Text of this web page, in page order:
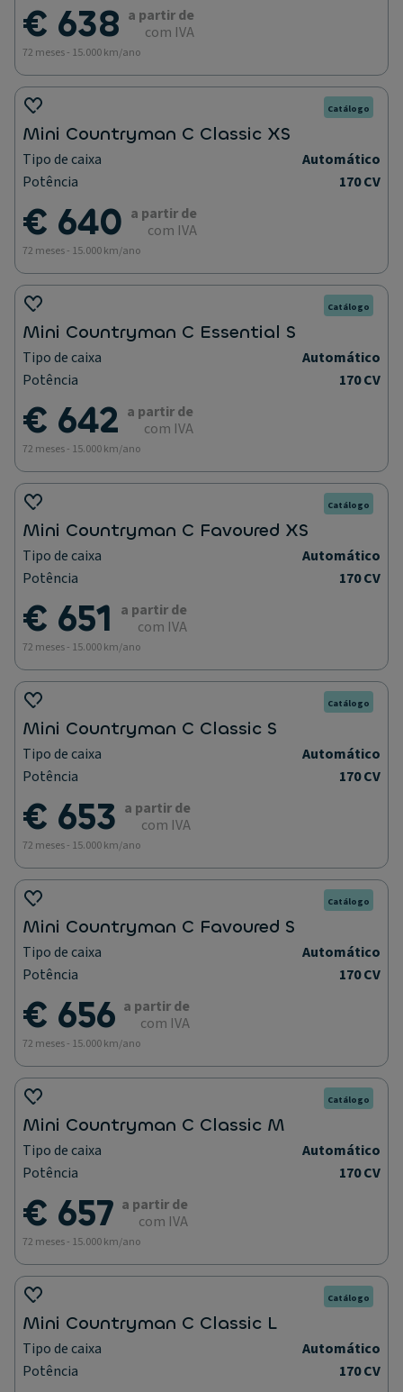
€ 638 a partir de
com IVA
72 meses - 15.000 km/ano
Catálogo
Mini Countryman C Classic XS
Tipo de caixa
Automático
Potência
170 CV
€ 640 a partir de
com IVA
72 meses - 15.000 km/ano
Catálogo
Mini Countryman C Essential S
Tipo de caixa
Automático
Potência
170 CV
€ 642 a partir de
com IVA
72 meses - 15.000 km/ano
Catálogo
Mini Countryman C Favoured XS
Tipo de caixa
Automático
Potência
170 CV
€ 651 a partir de
com IVA
72 meses - 15.000 km/ano
Catálogo
Mini Countryman C Classic S
Tipo de caixa
Automático
Potência
170 CV
€ 653 a partir de
com IVA
72 meses - 15.000 km/ano
Catálogo
Mini Countryman C Favoured S
Tipo de caixa
Automático
Potência
170 CV
€ 656 a partir de
com IVA
72 meses - 15.000 km/ano
Catálogo
Mini Countryman C Classic M
Tipo de caixa
Automático
Potência
170 CV
€ 657 a partir de
com IVA
72 meses - 15.000 km/ano
Catálogo
Mini Countryman C Classic L
Tipo de caixa
Automático
Potência
170 CV